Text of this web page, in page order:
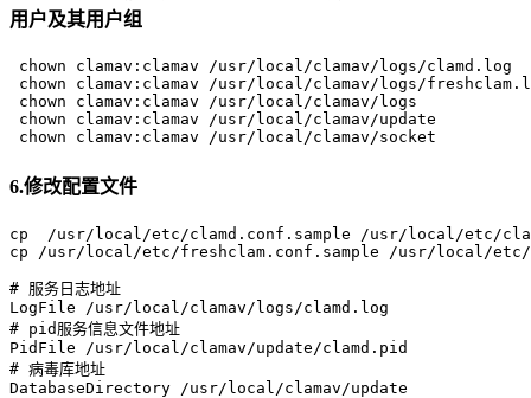
用户及其用户组
chown clamav:clamav /usr/local/clamav/logs/clamd.log
chown clamav:clamav /usr/local/clamav/logs/
chown clamav:clamav /usr/local/clamav/logs
chown clamav:clamav /usr/local/clamav/update
chown clamav:clamav /usr/local/clamav/socket
6.修改配置文件
cp  /usr/local/etc/clamd.conf.sample /usr/local/etc/
cp /usr/local/etc/freshclam.conf.sample /usr/local/etc/
# 服务日志地址
LogFile /usr/local/clamav/logs/clamd.log
# pid服务信息文件地址
PidFile /usr/local/clamav/update/clamd.pid
# 病毒库地址
DatabaseDirectory /usr/local/clamav/update